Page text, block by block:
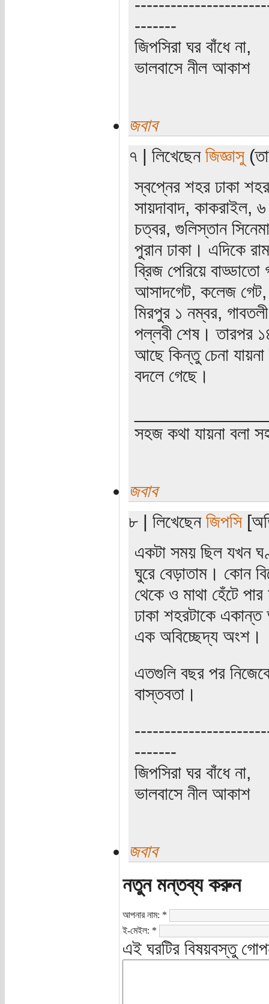
-------
জিপসিরা ঘর বাঁধে না,
ভালবাসে নীল আকাশ
জবাব
৭ | লিখেছেন জিজ্ঞাসু
স্বপ্নের শহর ঢাকা
সায়দাবাদ, কাকরাইল,
চত্বর, গুলিস্তান
পুরান ঢাকা। এদিকে
ব্রিজ পেরিয়ে
আসাদগেট, কলেজ গেট,
মিরপুর ১ নম্বর,
পল্লবী শেষ। তারপর
আছে কিন্তু চেনা
বদলে গেছে।
সহজ কথা যায়না বলা
জবাব
৮ | লিখেছেন জিপসি
একটা সময় ছিল যখন
ঘুরে বেড়াতাম। কোন
থেকে ও মাথা হেঁটে
ঢাকা শহরটাকে
এক অবিচ্ছেদ্য অংশ।
এতগুলি বছর পর
বাস্তবতা।
-------
জিপসিরা ঘর বাঁধে না,
ভালবাসে নীল আকাশ
জবাব
নতুন মন্তব্য করুন
আপনার নাম: *
ই-মেইল: *
এই ঘরটির বিষয়বস্তু